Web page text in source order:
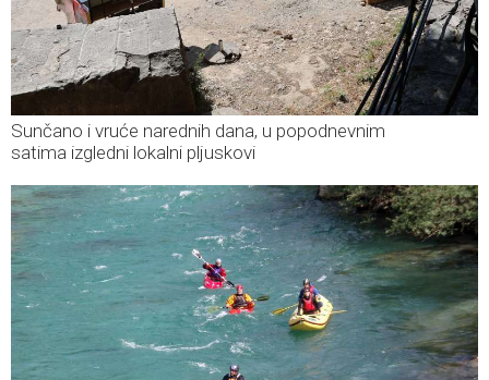
Sunčano i vruće narednih dana, u popodnevnim
satima izgledni lokalni pljuskovi